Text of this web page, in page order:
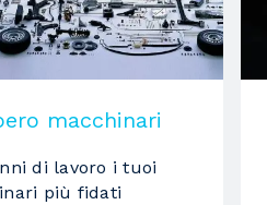
7 Kw
macchinari
di lavoro i tuoi
più fidati